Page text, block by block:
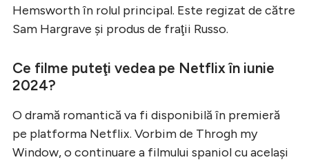
Hemsworth în rolul principal. Este regizat de către
Sam Hargrave şi produs de fraţii Russo.
Ce filme puteţi vedea pe Netflix în iunie
2024?
O dramă romantică va fi disponibilă în premieră
pe platforma Netflix. Vorbim de Throgh my
Window, o continuare a filmului spaniol cu acelaşi